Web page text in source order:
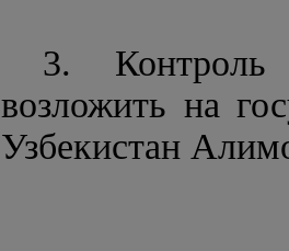
3. Контроль
возложить на
Узбекистан